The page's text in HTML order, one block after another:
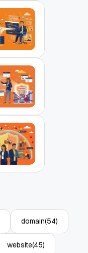
domain(54)
website(45)